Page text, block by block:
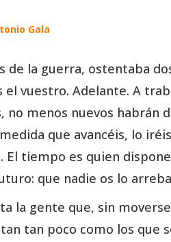
Gala
de la guerra, ostentaba
el vuestro. Adelante. A
no menos nuevos habrán
que avancéis, lo
El tiempo es quien
que nadie os lo
la gente que, sin
tan poco como los que